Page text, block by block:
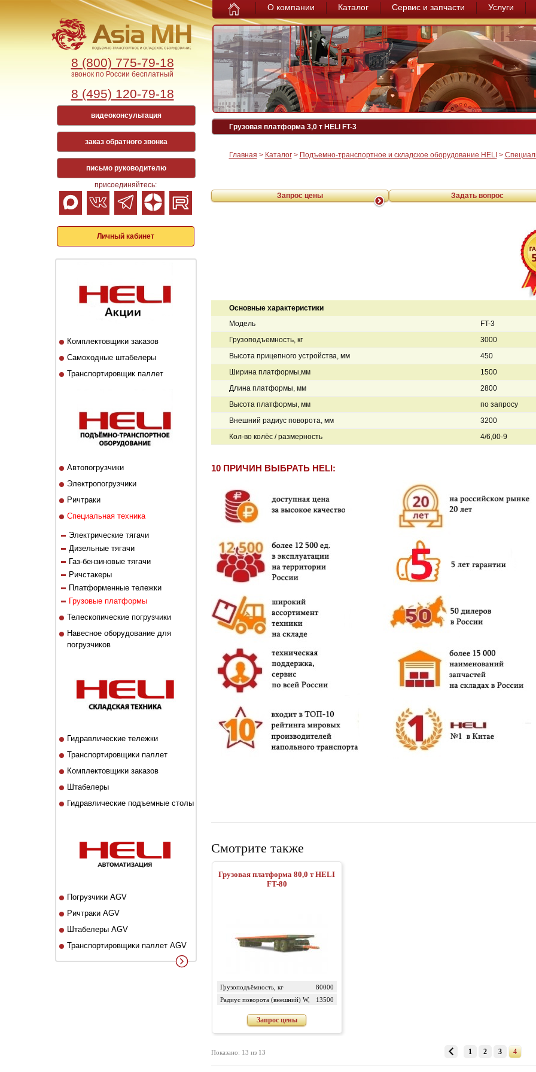
8 (800) 775-79-18
звонок по России бесплатный
8 (495) 120-79-18
видеоконсультация
заказ обратного звонка
письмо руководителю
присоединяйтесь:
Личный кабинет
Комплектовщики заказов
Самоходные штабелеры
Транспортировщик паллет
Автопогрузчики
Электропогрузчики
Ричтраки
Специальная техника
Электрические тягачи
Дизельные тягачи
Газ-бензиновые тягачи
Ричстакеры
Платформенные тележки
Грузовые платформы
Телескопические погрузчики
Навесное оборудование для
погрузчиков
Гидравлические тележки
Транспортировщики паллет
Комплектовщики заказов
Штабелеры
Гидравлические подъемные столы
Погрузчики AGV
Ричтраки AGV
Штабелеры AGV
Транспортировщики паллет AGV
О компании Каталог Сервис и запчасти Услуги
Главная > Каталог> Подъемно-транспортное и складское оборудование HELI >
Грузовая платформа 3,0 т HELI FT-3
Запрос цены Задать вопрос
Основные характеристики
Модель
FT-3
Грузоподъемность, кг
3000
Высота прицепного устройства, мм
450
Ширина платформы,мм
1500
Длина платформы, мм
2800
Высота платформы, мм
по запросу
Внешний радиус поворота, мм
3200
Кол-во колёс / размерность
4/6,00-9
10 ПРИЧИН ВЫБРАТЬ HELI:
Смотрите также
Грузовая платформа 80,0 т HELI
FT-80
Грузоподъёмность, кг
80000
Радиус поворота (внешний) W,
13500
Запрос цены
Показано: 13 из 13 1 2 3 4